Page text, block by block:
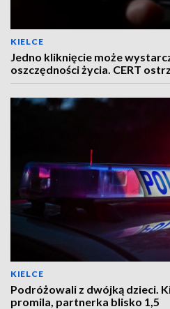
KIELCE
Jedno kliknięcie może
oszczędności życia. CERT
KIELCE
Podróżowali z dwójką dzieci.
promila, partnerka blisko 1,5